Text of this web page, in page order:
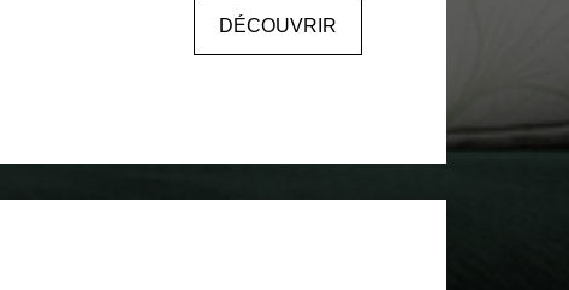
d'agence
Pascale ORET - 07 78 69 08 89
DÉCOUVRIR